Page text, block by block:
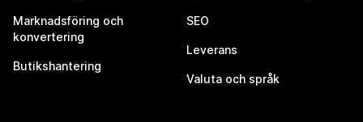
Marknadsföring och
konvertering
Butikshantering
SEO
Leverans
Valuta och språk